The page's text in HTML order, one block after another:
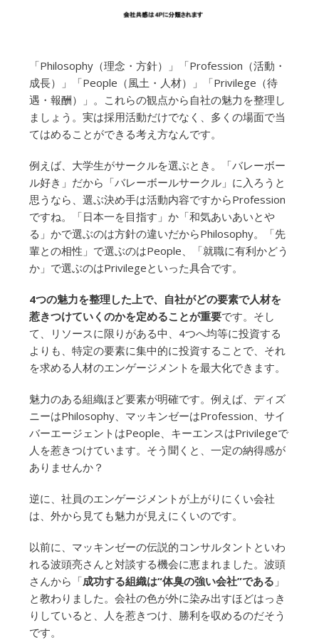
「Philosophy（理念・方針）」「Profession（活動・
成長）」「People（風土・人材）」「Privilege（待
遇・報酬）」。これらの観点から自社の魅力を整理し
ましょう。実は採用活動だけでなく、多くの場面で当
てはめることができる考え方なんです。
例えば、大学生がサークルを選ぶとき。「バレーボー
ル好き」だから「バレーボールサークル」に入ろうと
思うなら、選ぶ決め手は活動内容ですからProfession
ですね。「日本一を目指す」か「和気あいあいとや
る」かで選ぶのは方針の違いだからPhilosophy。「先
輩との相性」で選ぶのはPeople、「就職に有利かどう
か」で選ぶのはPrivilegeといった具合です。
4つの魅力を整理した上で、自社がどの要素で人材を
惹きつけていくのかを定めることが重要です。そし
て、リソースに限りがある中、4つへ均等に投資する
よりも、特定の要素に集中的に投資することで、それ
を求める人材のエンゲージメントを最大化できます。
魅力のある組織ほど要素が明確です。例えば、ディズ
ニーはPhilosophy、マッキンゼーはProfession、サイ
バーエージェントはPeople、キーエンスはPrivilegeで
人を惹きつけています。そう聞くと、一定の納得感が
ありませんか？
逆に、社員のエンゲージメントが上がりにくい会社
は、外から見ても魅力が見えにくいのです。
以前に、マッキンゼーの伝説的コンサルタントといわ
れる波頭亮さんと対談する機会に恵まれました。波頭
さんから「成功する組織は“体臭の強い会社”である 」
と教わりました。会社の色が外に染み出すほどはっき
りしていると、人を惹きつけ、勝利を収めるのだそう
です。